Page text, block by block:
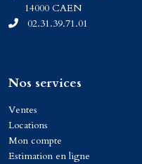
14000 CAEN
02.31.39.71.01
Nos services
Ventes
Locations
Mon compte
Estimation en ligne